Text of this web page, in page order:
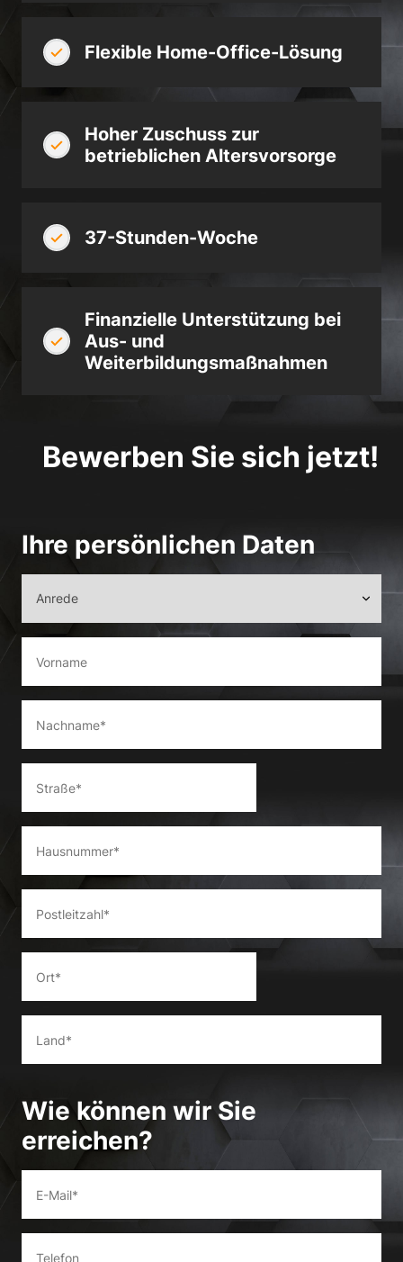
Flexible Home-Office-Lösung
Hoher Zuschuss zur
betrieblichen Altersvorsorge
37-Stunden-Woche
Finanzielle Unterstützung bei
Aus- und
Weiterbildungsmaßnahmen
Bewerben Sie sich jetzt!
Ihre persönlichen Daten
Wie können wir Sie
erreichen?